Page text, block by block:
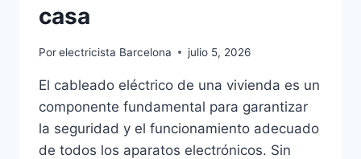
casa
Porelectricista Barcelona julio 5, 2026
El cableado eléctrico de una vivienda es un
componente fundamental para garantizar
la seguridad y el funcionamiento adecuado
de todos los aparatos electrónicos. Sin